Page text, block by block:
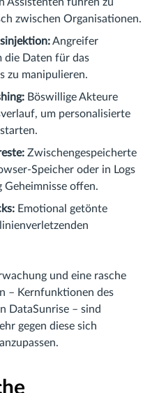
zwischen Organisationen.
Angreifer
die Daten für das
zu manipulieren.
Böswillige Akteure
um personalisierte
Zwischengespeicherte
Speicher oder in Logs
Geheimnisse offen.
Emotional getönte
und eine rasche
– Kernfunktionen des
DataSunrise – sind
gegen diese sich